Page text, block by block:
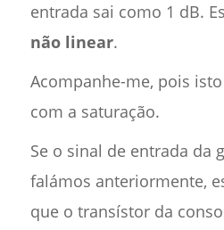
entrada sai como 1 dB.
não linear.
Acompanhe-me, pois
com a saturação.
Se o sinal de entrada da
falámos anteriormente,
que o transístor da